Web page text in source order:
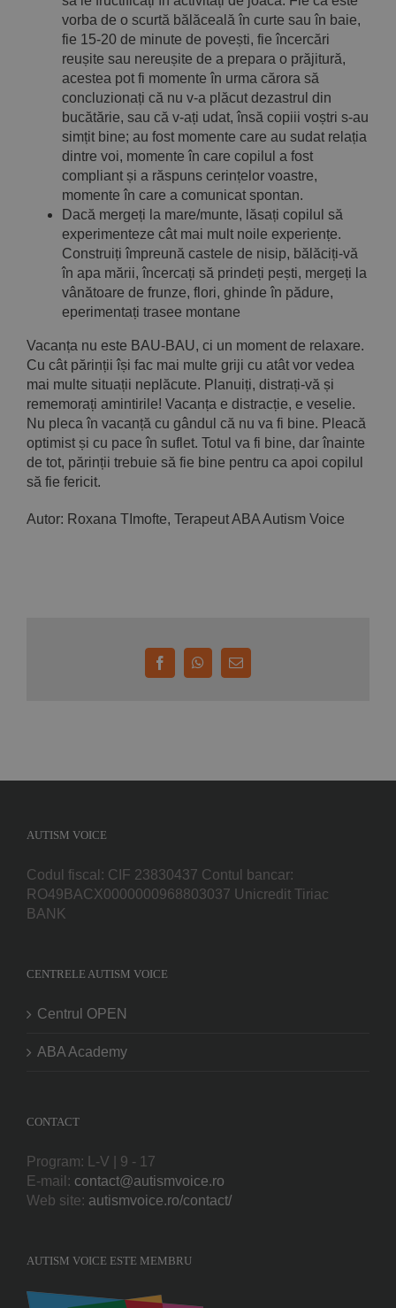
vorba de o scurtă bălăceală în curte sau în baie,
fie 15-20 de minute de povești, fie încercări
reușite sau nereușite de a prepara o prăjitură,
acestea pot fi momente în urma cărora să
concluzionați că nu v-a plăcut dezastrul din
bucătărie, sau că v-ați udat, însă copiii voștri s-au
simțit bine; au fost momente care au sudat relația
dintre voi, momente în care copilul a fost
compliant și a răspuns cerințelor voastre,
momente în care a comunicat spontan.
Dacă mergeți la mare/munte, lăsați copilul să
experimenteze cât mai mult noile experiențe.
Construiți împreună castele de nisip, bălăciți-vă
în apa mării, încercați să prindeți pești, mergeți la
vânătoare de frunze, flori, ghinde în pădure,
eperimentați trasee montane
Vacanța nu este BAU-BAU, ci un moment de relaxare.
Cu cât părinții își fac mai multe griji cu atât vor vedea
mai multe situații neplăcute. Planuiți, distrați-vă și
rememorați amintirile! Vacanța e distracție, e veselie.
Nu pleca în vacanță cu gândul că nu va fi bine. Pleacă
optimist și cu pace în suflet. Totul va fi bine, dar înainte
de tot, părinții trebuie să fie bine pentru ca apoi copilul
să fie fericit.
Autor: Roxana TImofte, Terapeut ABA Autism Voice
FacebookWhatsApp
E-
mail:
AUTISM VOICE
Codul fiscal: CIF 23830437 Contul bancar:
RO49BACX0000000968803037 Unicredit Tiriac
BANK
CENTRELE AUTISM VOICE
Centrul OPEN
ABA Academy
CONTACT
Program: L-V | 9 - 17
E-mail: contact@autismvoice.ro
Web site: autismvoice.ro/contact/
AUTISM VOICE ESTE MEMBRU